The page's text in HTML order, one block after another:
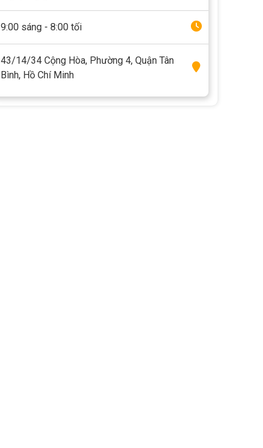
9:00 sáng - 8:00 tối
43/14/34 Cộng Hòa, Phường 4, Quận Tân
Bình, Hồ Chí Minh